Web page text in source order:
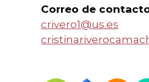
Correo de
crivero1@us.es